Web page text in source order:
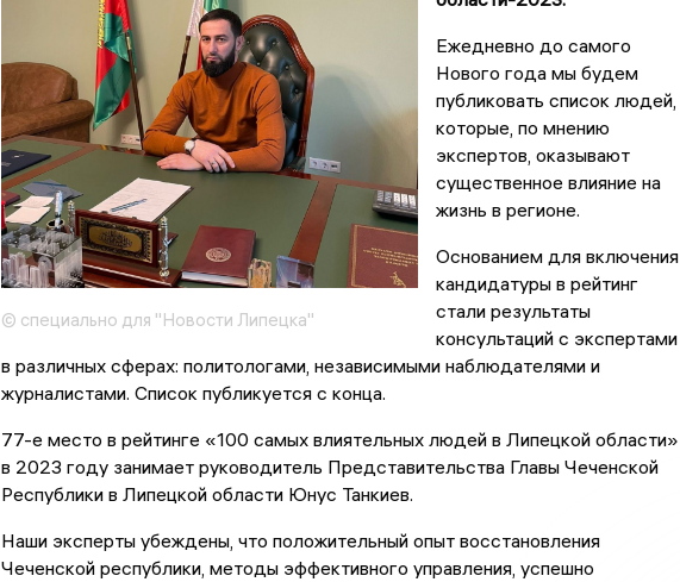
© специально для "Новости Липецка"
Ежедневно до самого
Нового года мы будем
публиковать список людей,
которые, по мнению
экспертов, оказывают
существенное влияние на
жизнь в регионе.
Основанием для включения
кандидатуры в рейтинг
стали результаты
консультаций с экспертами
в различных сферах: политологами, независимыми наблюдателями и
журналистами. Список публикуется с конца.
77-е место в рейтинге «100 самых влиятельных людей в Липецкой области»
в 2023 году занимает руководитель Представительства Главы Чеченской
Республики в Липецкой области Юнус Танкиев.
Наши эксперты убеждены, что положительный опыт восстановления
Чеченской республики, методы эффективного управления, успешно